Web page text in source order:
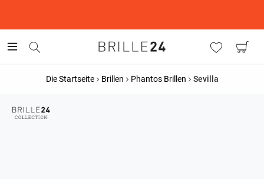
Die Startseite Brillen Phantos Brillen Sevilla